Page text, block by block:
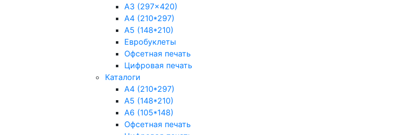
A3 (297x420)
А4 (210*297)
А5 (148*210)
Евробуклеты
Офсетная печать
Цифровая печать
Каталоги
А4 (210*297)
А5 (148*210)
А6 (105*148)
Офсетная печать